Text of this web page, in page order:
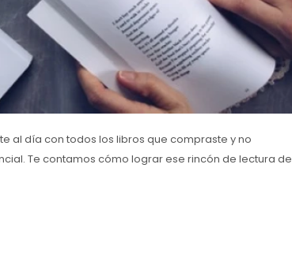
al día con todos los libros que compraste y no
Te contamos cómo lograr ese rincón de lectura de